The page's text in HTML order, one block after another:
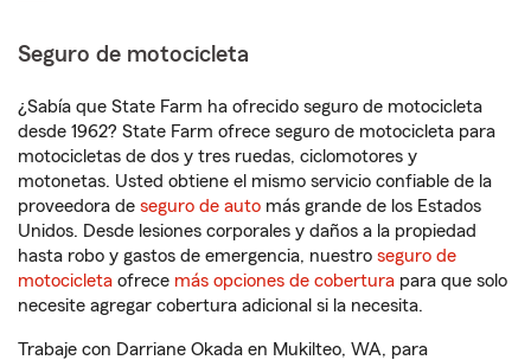
Seguro de motocicleta
¿Sabía que State Farm ha ofrecido seguro de motocicleta
desde 1962? State Farm ofrece seguro de motocicleta para
motocicletas de dos y tres ruedas, ciclomotores y
motonetas. Usted obtiene el mismo servicio confiable de la
proveedora de seguro de auto más grande de los Estados
Unidos. Desde lesiones corporales y daños a la propiedad
hasta robo y gastos de emergencia, nuestro seguro de
motocicleta ofrece más opciones de cobertura para que solo
necesite agregar cobertura adicional si la necesita.
Trabaje con Darriane Okada en Mukilteo, WA, para